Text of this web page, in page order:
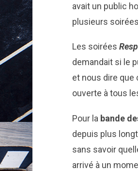
avait un public
plusieurs
Les soirées
demandait si le
et nous dire que
ouverte à tous
Pour la bande
depuis plus
sans savoir
arrivé à un